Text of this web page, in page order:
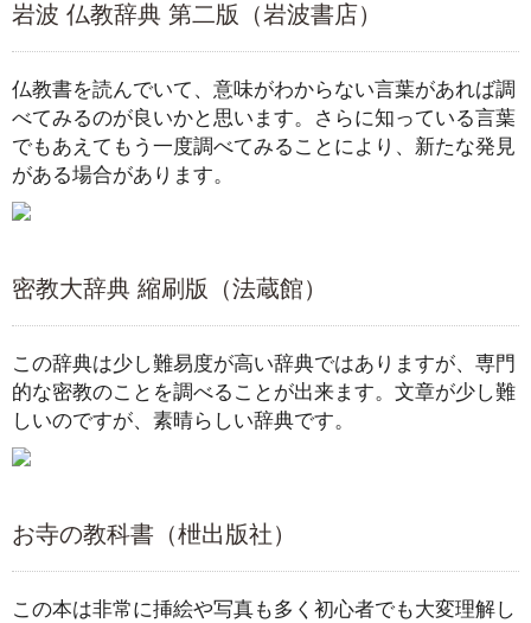
岩波 仏教辞典 第二版（岩波書店）
仏教書を読んでいて、意味がわからない言葉があれば調
べてみるのが良いかと思います。さらに知っている言葉
でもあえてもう一度調べてみることにより、新たな発見
がある場合があります。
密教大辞典 縮刷版（法蔵館）
この辞典は少し難易度が高い辞典ではありますが、専門
的な密教のことを調べることが出来ます。文章が少し難
しいのですが、素晴らしい辞典です。
お寺の教科書（枻出版社）
この本は非常に挿絵や写真も多く初心者でも大変理解し